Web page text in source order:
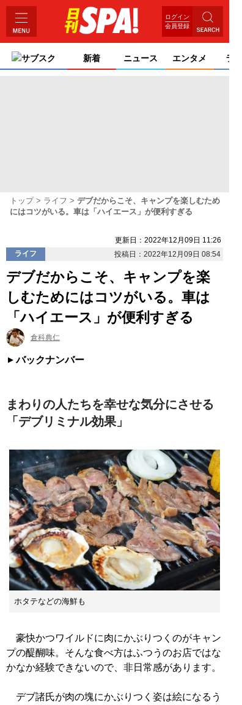
ログイン
会員登録
サブスク 新着 ニュース エンタメ ライ
トップ ライフ
デブだからこそ、キャンプを楽しむため
にはコツがいる。車は「ハイエース」が便利すぎる
更新日：2022年12月09日 11:26
ライフ
投稿日：2022年12月09日 08:54
デブだからこそ、キャンプを楽
しむためにはコツがいる。車は
「ハイエース」が便利すぎる
倉科典仁
バックナンバー
まわりの人たちを幸せな気分にさせる
「デブリミナル効果」
ホタテなどの海鮮も
豪快かつワイルドに肉にかぶりつくのがキャン
プの醍醐味。そんな食べ方はふつうのお店ではな
かなか経験できないので、非日常感があります。
デブ諸氏が肉の塊にかぶりつく姿は絵になるう